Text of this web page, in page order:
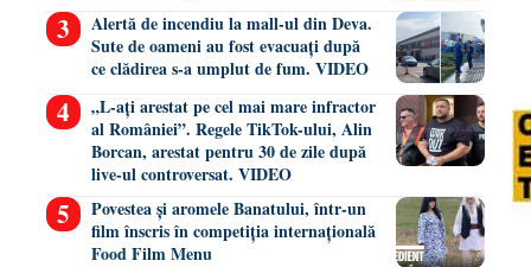
Alertă de incendiu la mall-ul din Deva.
Sute de oameni au fost evacuați după
ce clădirea s-a umplut de fum. VIDEO
„L-ați arestat pe cel mai mare infractor
al României”. Regele TikTok-ului, Alin
Borcan, arestat pentru 30 de zile după
live-ul controversat. VIDEO
Povestea și aromele Banatului, într-un
film înscris în competiția internațională
Food Film Menu